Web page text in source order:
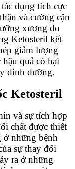
dụng tích cực
và cường cận
xương do
Ketosteril kết
giảm lượng
quả có hại
dinh dưỡng.
Ketosteril
và sự tích hợp
chất được thiết
ở những bệnh
sự thay đổi
ra ở những